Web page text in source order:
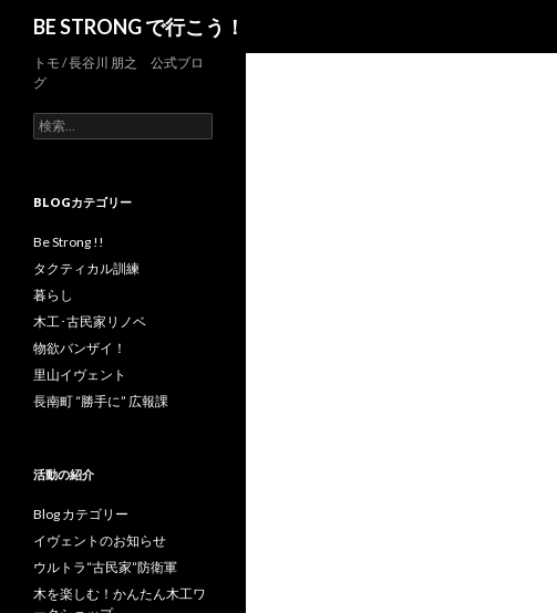
BE STRONG で行こう！
トモ / 長谷川 朋之 公式ブロ
グ
検
索
BLOGカテゴリー
Be Strong !!
タクティカル訓練
暮らし
木工･古民家リノベ
物欲バンザイ！
里山イヴェント
長南町 “勝手に” 広報課
活動の紹介
Blog カテゴリー
イヴェントのお知らせ
ウルトラ“古民家”防衛軍
木を楽しむ！かんたん木工ワ